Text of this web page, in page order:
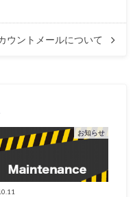
ウントメールについて
お知らせ